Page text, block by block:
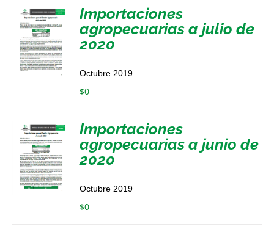
Importaciones
agropecuarias a julio de
2020
Octubre 2019
$0
Importaciones
agropecuarias a junio de
2020
Octubre 2019
$0